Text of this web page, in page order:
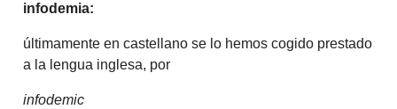
infodemia:
últimamente en castellano se lo hemos cogido prestado
a la lengua inglesa, por
infodemic